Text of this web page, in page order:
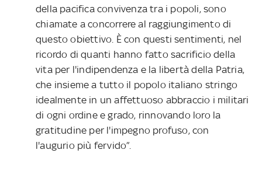
della pacifica convivenza tra i popoli, sono
chiamate a concorrere al raggiungimento di
questo obiettivo. È con questi sentimenti, nel
ricordo di quanti hanno fatto sacrificio della
vita per l'indipendenza e la libertà della Patria,
che insieme a tutto il popolo italiano stringo
idealmente in un affettuoso abbraccio i militari
di ogni ordine e grado, rinnovando loro la
gratitudine per l'impegno profuso, con
l'augurio più fervido”.